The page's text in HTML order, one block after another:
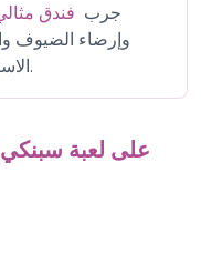
جرب فندق
وإرضاء الضيوف
الاستراتيجية والاسترخاء على لعبة سبنكي.
نصائح وحيل FNF Rushed على لعبة سبنكي